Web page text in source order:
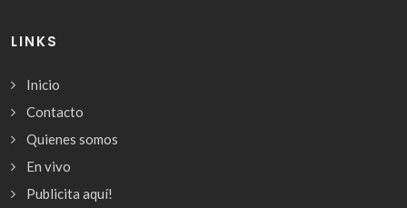
LINKS
Inicio
Contacto
Quienes somos
En vivo
Publicita aquí!